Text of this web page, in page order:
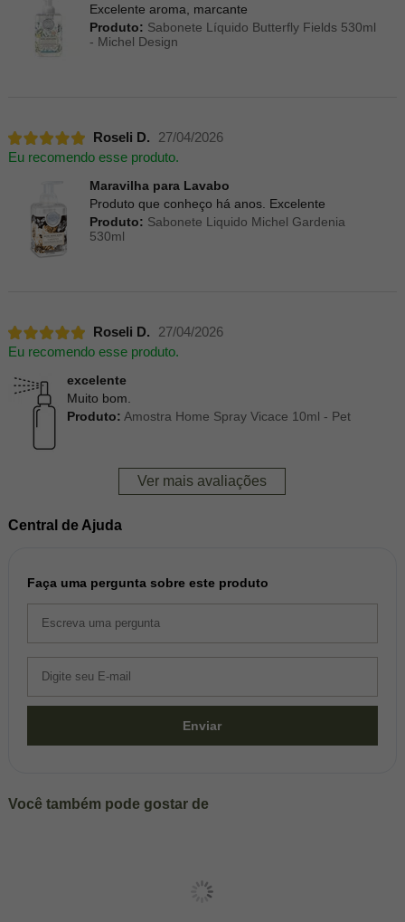
Excelente aroma, marcante
Produto: Sabonete Líquido Butterfly Fields 530ml
- Michel Design
Roseli D.
27/04/2026
Eu recomendo esse produto.
Maravilha para Lavabo
Produto que conheço há anos. Excelente
Produto: Sabonete Liquido Michel Gardenia
530ml
Roseli D.
27/04/2026
Eu recomendo esse produto.
excelente
Muito bom.
Produto: Amostra Home Spray Vicace 10ml - Pet
Ver mais avaliações
Central de Ajuda
Faça uma pergunta sobre este produto
Enviar
Você também pode gostar de